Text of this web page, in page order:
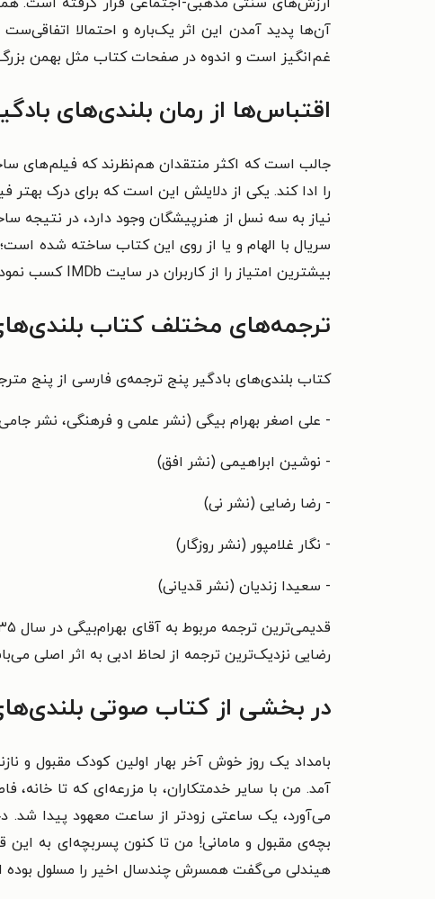
آن‌ها پدید آمدن این اثر یک‌باره و احتمالا
غم‌انگیز است و اندوه در صفحات کتاب مثل بهمن
اقتباس‌ها از رمان بلندی‌های
جالب است که اکثر منتقدان هم‌نظرند که فیلم‌های
را ادا کند. یکی از دلایلش این است که برای درک
بیشترین امتیاز را از کاربران در سایت IMDb کسب نموده‌اند.
ترجمه‌های مختلف کتاب
کتاب بلندی‌های بادگیر پنج ترجمه‌ی فارسی از پنج
- علی اصغر بهرام بیگی (نشر علمی و فرهنگی، نشر
- نوشین ابراهیمی (نشر افق)
- رضا رضایی (نشر نی)
- نگار غلامپور (نشر روزگار)
- سعیدا زندیان (نشر قدیانی)
رضایی نزدیک‌ترین ترجمه از لحاظ ادبی به اثر اصلی
در بخشی از کتاب صوتی
بامداد یک روز خوش آخر بهار اولین کودک مقبول و
آمد. من با سایر خدمتکاران، با مزرعه‌ای که تا
می‌آورد، یک ساعتی زودتر از ساعت معهود پیدا
بچه‌ی مقبول و مامانی! من تا کنون پسربچه‌ای به
هیندلی می‌گفت همسرش چندسال اخیر را مسلول بوده